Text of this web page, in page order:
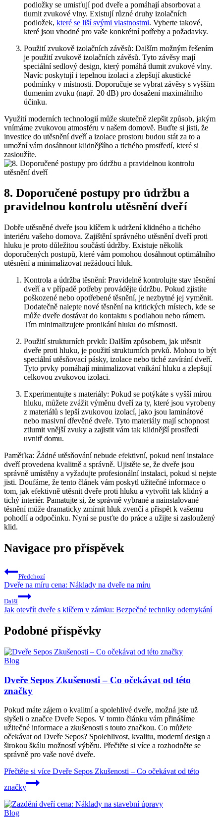
podložky se umisťují pod dveře a ⁤pomáhají absorbovat a
⁣tlumit zvukové vlny. Existují různé druhy izolačních
podložek, které se liší svými vlastnostmi. Vyberte takové,
které jsou vhodné pro vaše konkrétní potřeby a ‍požadavky.
Použití⁢ zvukově izolačních závěsů: Dalším ⁣možným řešením
je​ použití zvukově izolačních závěsů. Tyto závěsy mají
speciální ‌sedlový design,⁢ který pomáhá tlumit zvukové vlny.
Navíc poskytují i tepelnou izolaci a zlepšují akustické
podmínky v místnosti. Doporučuje se vybrat závěsy ​s vyšším
tlumením zvuku (např. 20 dB) pro‌ dosažení maximálního
účinku.
Využití moderních technologií může skutečně zlepšit způsob, jakým⁣
vnímáme zvukovou atmosféru v našem domově. Buďte si jisti, že
investice do utěsnění⁢ dveří a izolace⁤ prostoru budou stát za to a
umožní vám dosáhnout klidnějšího a tichého prostředí, které si
zasloužíte.
8. Doporučené postupy pro údržbu a
pravidelnou⁤ kontrolu utěsnění dveří
Dobře utěsněné dveře jsou klíčem k‍ udržení klidného a tichého
interiéru vašeho domova. Zajištění správného​ utěsnění dveří proti
hluku je proto důležitou součástí údržby.⁤ Existuje ⁣několik
doporučených postupů, které⁤ vám pomohou dosáhnout optimálního
utěsnění a minimalizovat⁣ nežádoucí ⁤hluk.
Kontrola a údržba těsnění: Pravidelně‌ kontrolujte⁣ stav těsnění
dveří a v případě potřeby​ provádějte údržbu. Pokud zjistíte
poškozené ⁤nebo opotřebené těsnění, je nezbytné jej vyměnit.
Dodatečně nalepte nové těsnění ‌na ⁣kritických místech, kde se
může ‌dveře dostávat do kontaktu⁣ s‌ podlahou nebo rámem.
Tím minimalizujete pronikání ⁤hluku do místnosti.
Použití strukturních prvků: Dalším způsobem, jak utěsnit
dveře proti hluku, je použití strukturních prvků. Mohou to být
speciální utěsňovací pásky, izolace nebo tiché zavírání dveří.
Tyto prvky ‌pomáhají minimalizovat vnikání hluku a zlepšují
celkovou zvukovou izolaci.
Experimentujte s materiály: Pokud se potýkáte s vyšší mírou
hluku, můžete zvážit výměnu dveří ⁣za ty, které jsou vyrobeny
z materiálů s lepší zvukovou izolací, jako jsou laminátové
nebo masivní dřevěné⁣ dveře. Tyto materiály mají schopnost
ztlumit vnější​ zvuky ‌a zajistit vám tak ⁣klidnější prostředí
uvnitř domu.
Paměťka: Žádné utěsňování nebude efektivní, ⁣pokud není ‍instalace
dveří ⁣provedena kvalitně a správně. Ujistěte ‌se, že dveře jsou
správně umístěny a vyžadujte profesionální ⁣instalaci, pokud‌ si nejste
jisti. Doufáme, že tento‌ článek vám poskytl užitečné informace o
tom, jak efektivně utěsnit dveře proti hluku a vytvořit tak ​klidný a
tichý interiér. Pamatujte ‍si, že správně vybrané a ‌nainstalované
těsnění může⁣ dramaticky zmírnit hluk zvenčí a přispět‍ k vašemu
pohodlí a odpočinku. ⁢Nyní ⁤se⁤ pusťte do práce a užijte⁣ si ⁢zasloužený
klid.
Navigace pro příspěvek
Předchozí
Dveře na míru cena: Náklady na dveře na míru
Další
Jak otevřít dveře s klíčem v zámku: Bezpečné techniky odemykání
Podobné příspěvky
Blog
Dveře Sepos Zkušenosti – Co očekávat od této
značky
Pokud máte zájem o kvalitní a spolehlivé dveře, možná jste už
slyšeli o značce Dveře Sepos. V tomto článku vám přinášíme
užitečné informace a zkušenosti s touto značkou. Co můžete
očekávat od Dveře Sepos? Spolehlivost, kvalitu, moderní design a
širokou škálu možností výběru. Přečtěte si více a rozhodněte se
správně pro vaše nové dveře.
Přečtěte si více Dveře Sepos Zkušenosti – Co očekávat od této
značky
Blog